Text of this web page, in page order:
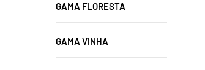
GAMA FLORESTA
GAMA VINHA